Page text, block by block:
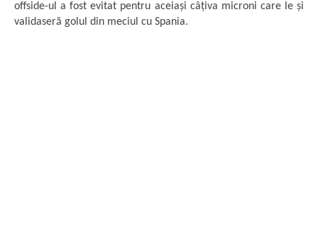
offside-ul a fost evitat pentru aceiași câțiva microni care le și
validaseră golul din meciul cu Spania.